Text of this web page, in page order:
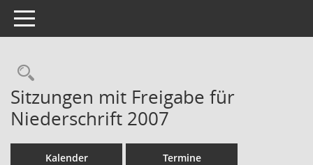
Toggle navigation
Rechercheauswahl
Sitzungen mit Freigabe für
Niederschrift 2007
Kalender Termine